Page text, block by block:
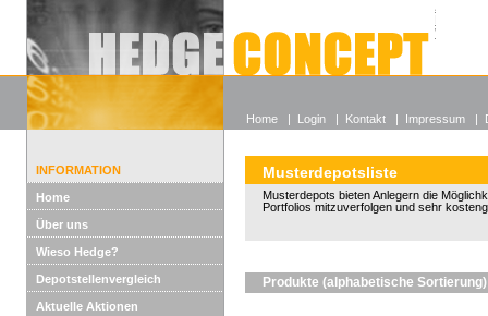
Alle
Wieso
INFORMATION
Home
Über uns
Wieso Hedge?
Depotstellenvergleich
Aktuelle Aktionen
Musterdepotsliste
Musterdepots bieten Anlegern die
Portfolios mitzuverfolgen und sehr
Produkte (alphabetische Sortierung)
Home | Login | Kontakt | Impressum |